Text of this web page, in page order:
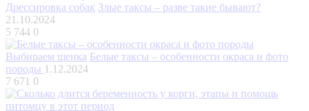
Дрессировка собак Злые таксы – разве такие бывают?
21.10.2024
5 744 0
Выбираем щенка Белые таксы – особенности окраса и фото
породы 1.12.2024
7 671 0